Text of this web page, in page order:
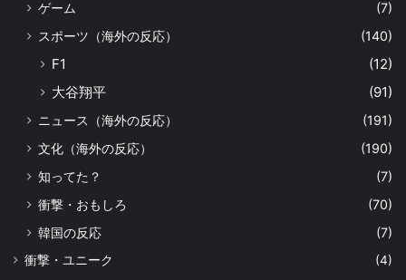
ゲーム
(7)
スポーツ（海外の反応）
(140)
F1
(12)
大谷翔平
(91)
ニュース（海外の反応）
(191)
文化（海外の反応）
(190)
知ってた？
(7)
衝撃・おもしろ
(70)
韓国の反応
(7)
衝撃・ユニーク (4)